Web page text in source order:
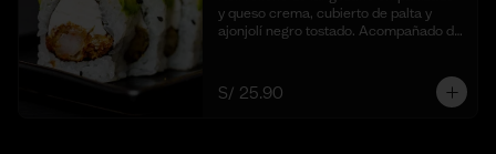
y queso crema, cubierto de palta y
ajonjolí negro tostado. Acompañado de
S/ 25.90